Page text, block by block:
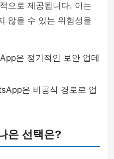
으로 제공됩니다. 이는
않을 수 있는 위험성을
은 정기적인 보안 업데
은 비공식 경로로 업
은 선택은?